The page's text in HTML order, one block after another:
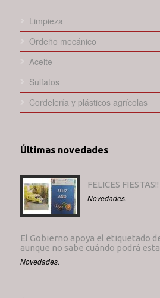
Limpieza
Ordeño mecánico
Aceite
Sulfatos
Cordelería y plásticos agrícolas
Últimas novedades
FELICES FIESTAS!!
Novedades.
El Gobierno apoya el etiquetado
aunque no sabe cuándo podrá
Novedades.